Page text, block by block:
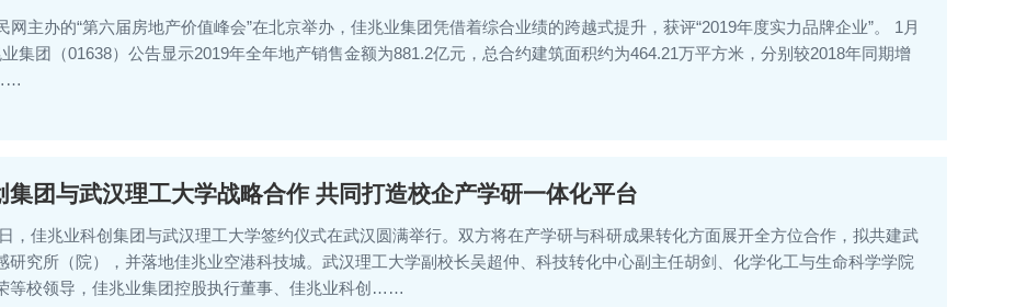
网主办的“第六届房地产价值峰会”在北京举办，佳兆业集团凭借着综合业绩的跨越式提升，获评“2019年度实力品牌企业”。 1月
集团（01638）公告显示2019年全年地产销售金额为881.2亿元，总合约建筑面积约为464.21万平方米，分别较2018年同期增
集团与武汉理工大学战略合作 共同打造校企产学研一体化平台
，佳兆业科创集团与武汉理工大学签约仪式在武汉圆满举行。双方将在产学研与科研成果转化方面展开全方位合作，拟共建武
研究所（院），并落地佳兆业空港科技城。武汉理工大学副校长吴超仲、科技转化中心副主任胡剑、化学化工与生命科学学院
等校领导，佳兆业集团控股执行董事、佳兆业科创……